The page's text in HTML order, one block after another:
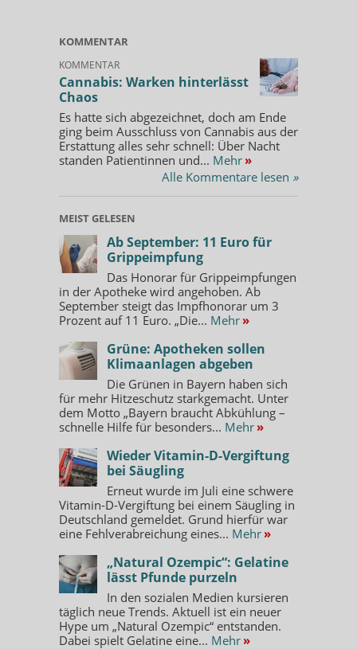
KOMMENTAR
KOMMENTAR
Cannabis: Warken hinterlässt
Chaos
Es hatte sich abgezeichnet, doch am Ende
ging beim Ausschluss von Cannabis aus der
Erstattung alles sehr schnell: Über Nacht
standen Patientinnen und... Mehr »
Alle Kommentare lesen »
MEIST GELESEN
Ab September: 11 Euro für
Grippeimpfung
Das Honorar für Grippeimpfungen
in der Apotheke wird angehoben. Ab
September steigt das Impfhonorar um 3
Prozent auf 11 Euro. „Die... Mehr »
Grüne: Apotheken sollen
Klimaanlagen abgeben
Die Grünen in Bayern haben sich
für mehr Hitzeschutz starkgemacht. Unter
dem Motto „Bayern braucht Abkühlung –
schnelle Hilfe für besonders... Mehr »
Wieder Vitamin-D-Vergiftung
bei Säugling
Erneut wurde im Juli eine schwere
Vitamin-D-Vergiftung bei einem Säugling in
Deutschland gemeldet. Grund hierfür war
eine Fehlverabreichung eines... Mehr »
„Natural Ozempic“: Gelatine
lässt Pfunde purzeln
In den sozialen Medien kursieren
täglich neue Trends. Aktuell ist ein neuer
Hype um „Natural Ozempic“ entstanden.
Dabei spielt Gelatine eine... Mehr »